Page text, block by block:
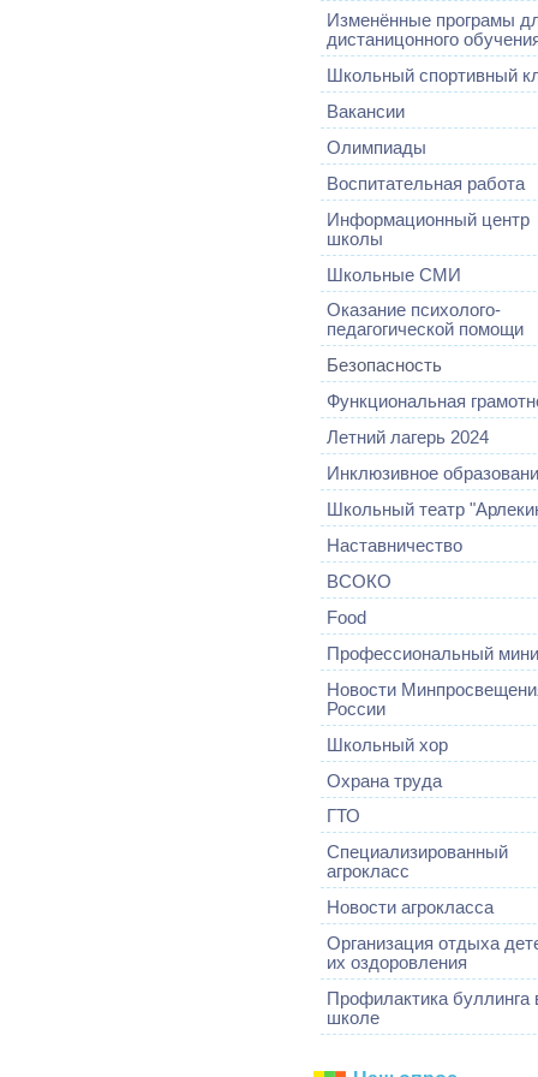
Изменённые програмы
дистаницонного
Школьный спортивный
Вакансии
Олимпиады
Воспитательная работа
Информационный центр
школы
Школьные СМИ
Оказание психолого-
педагогической помощи
Безопасность
Функциональная
Летний лагерь 2024
Инклюзивное
Школьный театр
Наставничество
ВСОКО
Food
Профессиональный
Новости
России
Школьный хор
Охрана труда
ГТО
Специализированный
агрокласс
Новости агрокласса
Организация отдыха
их оздоровления
Профилактика буллинга
школе